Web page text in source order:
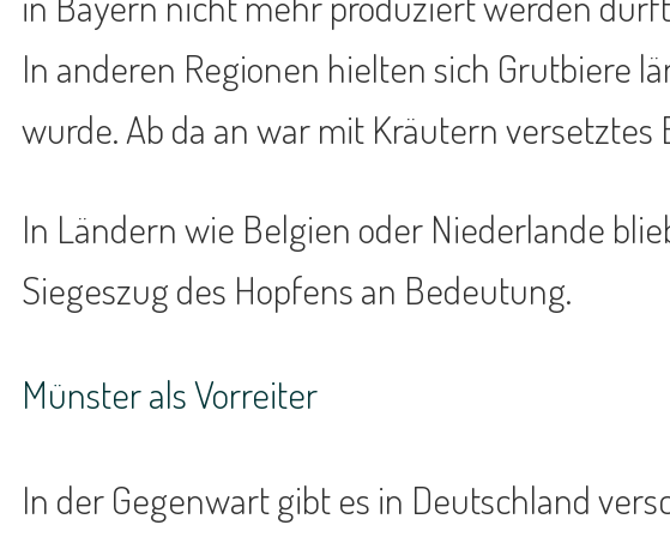
In anderen Regionen hielten sich Grutbiere
wurde. Ab da an war mit Kräutern
In Ländern wie Belgien oder Niederlande
Siegeszug des Hopfens an Bedeutung.
Münster als Vorreiter
In der Gegenwart gibt es in Deutschland